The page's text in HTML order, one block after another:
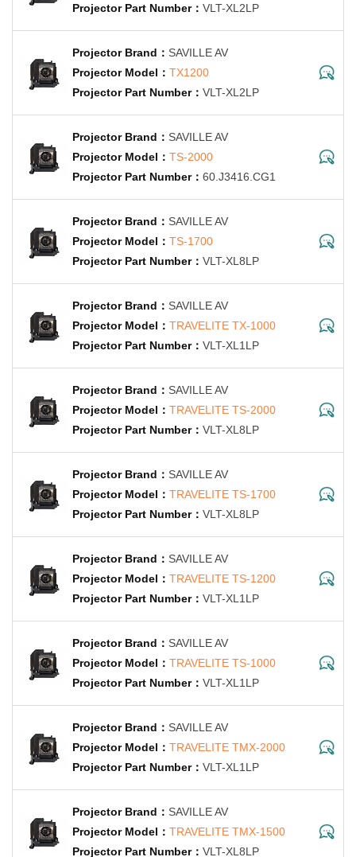
VLT-XL2LP
SAVILLE AV
TX1200
VLT-XL2LP
SAVILLE AV
TS-2000
60.J3416.CG1
SAVILLE AV
TS-1700
VLT-XL8LP
SAVILLE AV
TRAVELITE TX-1000
VLT-XL1LP
SAVILLE AV
TRAVELITE TS-2000
VLT-XL8LP
SAVILLE AV
TRAVELITE TS-1700
VLT-XL8LP
SAVILLE AV
TRAVELITE TS-1200
VLT-XL1LP
SAVILLE AV
TRAVELITE TS-1000
VLT-XL1LP
SAVILLE AV
TRAVELITE TMX-2000
VLT-XL1LP
SAVILLE AV
TRAVELITE TMX-1500
VLT-XL8LP